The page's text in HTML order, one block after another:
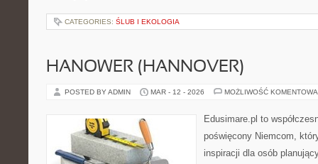
CATEGORIES: ŚLUB I EKOLOGIA
HANOWER (HANNOVER)
POSTED BY ADMIN MAR - 12 - 2026 MOŻLIWOŚĆ
Edusimare.pl to
poświęcony Niemcom,
inspiracji dla osób